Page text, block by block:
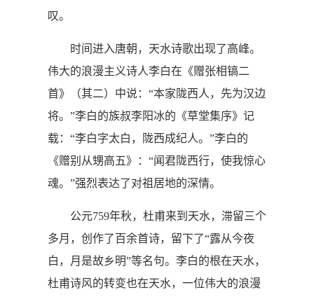
叹。
时间进入唐朝，天水诗歌出现了高峰。
伟大的浪漫主义诗人李白在《赠张相镐二
首》（其二）中说：“本家陇西人，先为汉边
将。”李白的族叔李阳冰的《草堂集序》记
载：“李白字太白，陇西成纪人。”李白的
《赠别从甥高五》：“闻君陇西行，使我惊心
魂。”强烈表达了对祖居地的深情。
公元759年秋，杜甫来到天水，滞留三个
多月，创作了百余首诗，留下了“露从今夜
白，月是故乡明”等名句。李白的根在天水，
杜甫诗风的转变也在天水，一位伟大的浪漫